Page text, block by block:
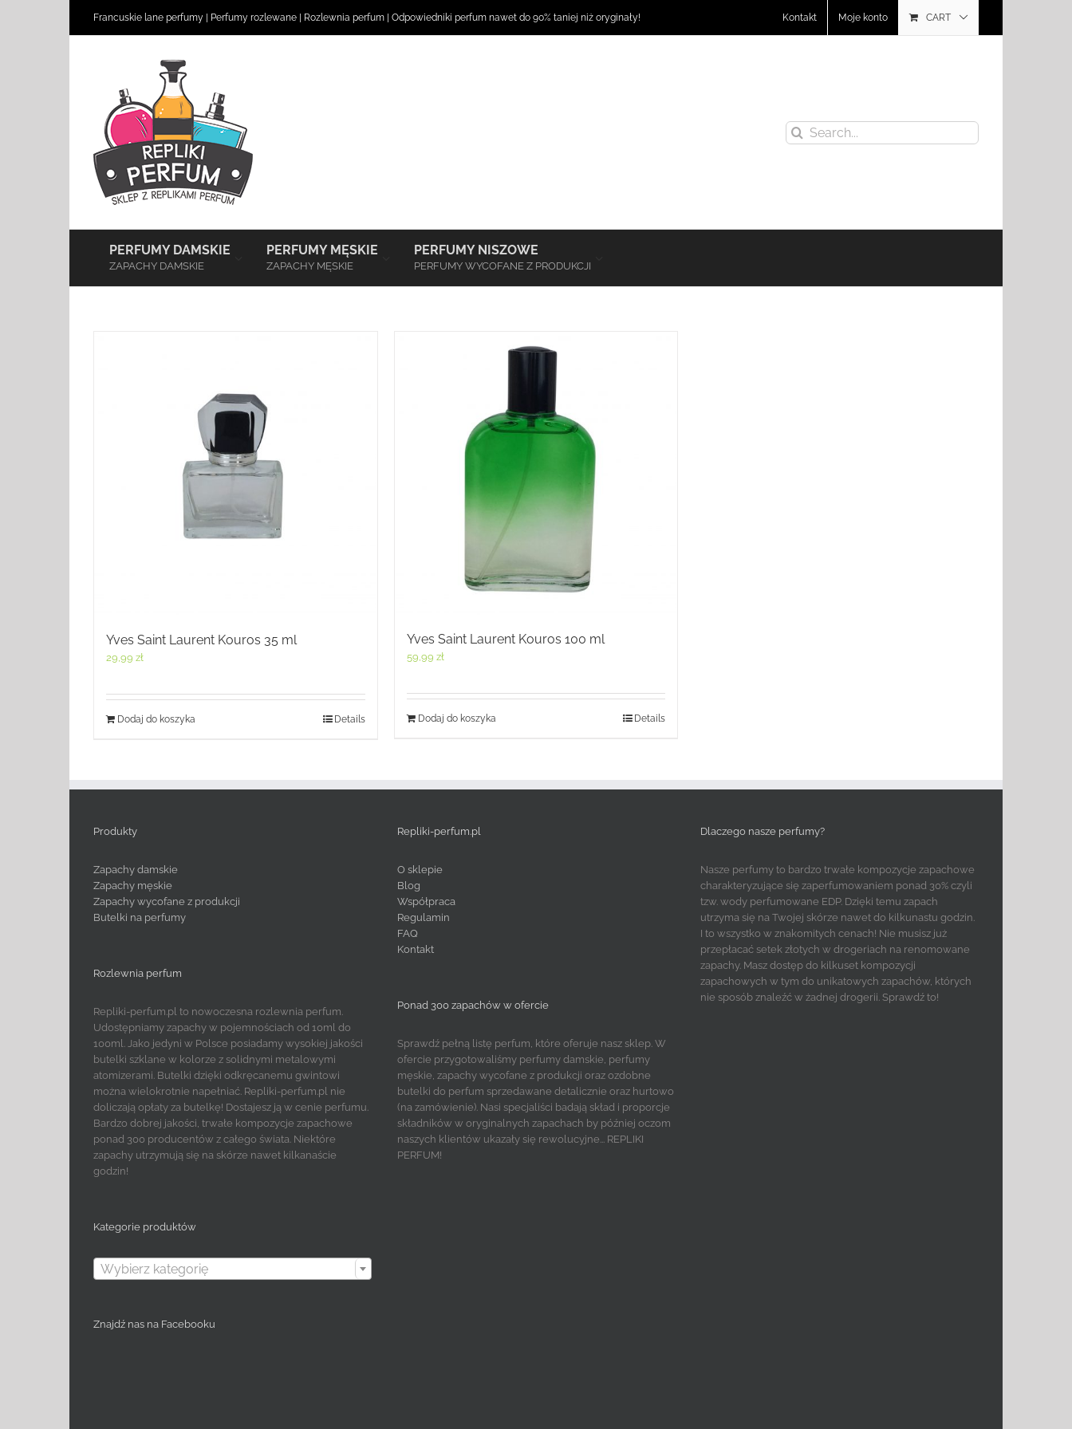
Francuskie lane perfumy Perfumy rozlewane Rozlewnia perfum Odpowiedniki perfum nawet do 90% taniej niż oryginały! Kontakt Moje konto CART
Search
for:
PERFUMY DAMSKIE
ZAPACHY DAMSKIE
PERFUMY MĘSKIE
ZAPACHY MĘSKIE
PERFUMY NISZOWE
PERFUMY WYCOFANE Z PRODUKCJI
Yves Saint Laurent Kouros 35 ml
29,99 zł
Dodaj do koszyka Details
Yves Saint Laurent Kouros 100 ml
59,99 zł
Dodaj do koszyka Details
Produkty
Zapachy damskie
Zapachy męskie
Zapachy wycofane z produkcji
Butelki na perfumy
Rozlewnia perfum
Repliki-perfum.pl to nowoczesna rozlewnia perfum.
Udostępniamy zapachy w pojemnościach od 10ml do
100ml. Jako jedyni w Polsce posiadamy wysokiej jakości
butelki szklane w kolorze z solidnymi metalowymi
atomizerami. Butelki dzięki odkręcanemu gwintowi
można wielokrotnie napełniać. Repliki-perfum.pl nie
doliczają opłaty za butelkę! Dostajesz ją w cenie perfumu.
Bardzo dobrej jakości, trwałe kompozycje zapachowe
ponad 300 producentów z całego świata. Niektóre
zapachy utrzymują się na skórze nawet kilkanaście
godzin!
Kategorie produktów
Wybierz kategorię
Znajdź nas na Facebooku
Repliki-perfum.pl
O sklepie
Blog
Współpraca
Regulamin
FAQ
Kontakt
Ponad 300 zapachów w ofercie
Sprawdź pełną listę perfum, które oferuje nasz sklep. W
ofercie przygotowaliśmy perfumy damskie, perfumy
męskie, zapachy wycofane z produkcji oraz ozdobne
butelki do perfum sprzedawane detalicznie oraz hurtowo
(na zamówienie). Nasi specjaliści badają skład i proporcje
składników w oryginalnych zapachach by później oczom
naszych klientów ukazały się rewolucyjne... REPLIKI
PERFUM!
Dlaczego nasze perfumy?
Nasze perfumy to bardzo trwałe kompozycje zapachowe
charakteryzujące się zaperfumowaniem ponad 30% czyli
tzw. wody perfumowane EDP. Dzięki temu zapach
utrzyma się na Twojej skórze nawet do kilkunastu godzin.
I to wszystko w znakomitych cenach! Nie musisz już
przepłacać setek złotych w drogeriach na renomowane
zapachy. Masz dostęp do kilkuset kompozycji
zapachowych w tym do unikatowych zapachów, których
nie sposób znaleźć w żadnej drogerii. Sprawdź to!